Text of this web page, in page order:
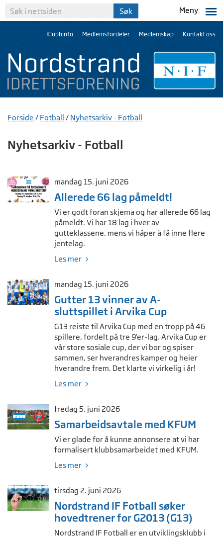
Meny
Klubbinfo Medlemsfordeler Medlemskap Kontakt oss
Forside / Fotball / Nyhetsarkiv - Fotball
Nyhetsarkiv - Fotball
mandag 15. juni 2026
Allerede 66 lag påmeldt!
Vi er godt foran skjema og har allerede 66 lag
påmeldt. Vi har 18 lag i hver av
gutteklassene, mens vi håper å få inne flere
jentelag.
Les mer
mandag 15. juni 2026
Gutter 13 vinner av A-
sluttspillet i Arvika Cup
G13 reiste til Arvika Cup med en tropp på 46
spillere, fordelt på tre 9'er-lag. Arvika Cup er
vår store sosiale cup, der vi bor og spiser
sammen, ser hverandres kamper og heier
hverandre frem. Det klarte vi virkelig i år!
Les mer
fredag 5. juni 2026
Samarbeidsavtale med KFUM
Vi er glade for å kunne annonsere at vi har
formalisert klubbsamarbeidet med KFUM.
Les mer
tirsdag 2. juni 2026
Nordstrand IF Fotball søker
hovedtrener for G2013 (G13)
Nordstrand IF Fotball er en utviklingsklubb i